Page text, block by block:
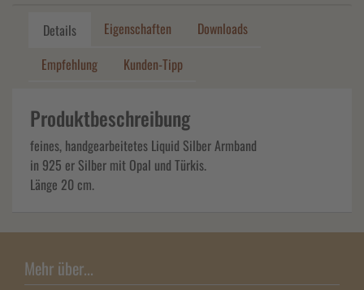
Details Eigenschaften
Downloads
Empfehlung
Kunden-Tipp
Produktbeschreibung
feines, handgearbeitetes Liquid Silber Armband
in 925 er Silber mit Opal und Türkis.
Länge 20 cm.
Mehr über...